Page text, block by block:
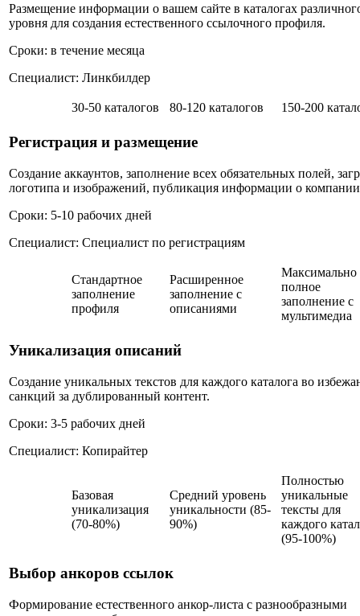
Размещение информации о вашем сайте в каталогах
уровня для создания естественного ссылочного профиля.
Сроки: в течение месяца
Специалист: Линкбилдер
30-50 каталогов 80-120 каталогов 150-200
Регистрация и размещение
Создание аккаунтов, заполнение всех обязательных полей,
логотипа и изображений, публикация информации о
Сроки: 5-10 рабочих дней
Специалист: Специалист по регистрациям
Стандартное
заполнение
профиля
Расширенное
заполнение с
описаниями
Максимально
полное
заполнение с
мультимедиа
Уникализация описаний
Создание уникальных текстов для каждого каталога во
санкций за дублированный контент.
Сроки: 3-5 рабочих дней
Специалист: Копирайтер
Базовая
уникализация
(70-80%)
Средний уровень
уникальности (85-
90%)
Полностью
уникальные
тексты для
каждого
(95-100%)
Выбор анкоров ссылок
Формирование естественного анкор-листа с разнообразными